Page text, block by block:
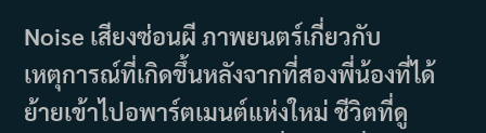
Noise เสียงซ่อนผี ภาพยนตร์เกี่ยวกับ
เหตุการณ์ที่เกิดขึ้นหลังจากที่สองพี่น้องที่ได้
ย้ายเข้าไปอพาร์ตเมนต์แห่งใหม่ ชีวิตที่ดู